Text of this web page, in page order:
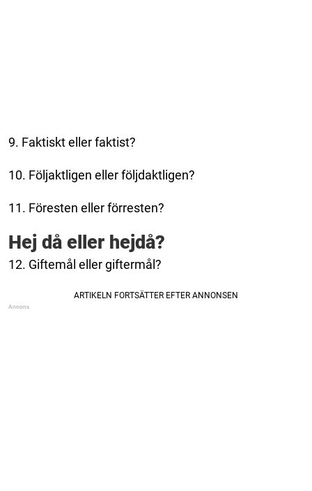
9. Faktiskt eller faktist?
10. Följaktligen eller följdaktligen?
11. Föresten eller förresten?
Hej då eller hejdå?
12. Giftemål eller giftermål?